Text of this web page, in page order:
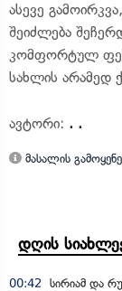
ასევე
შეიძლება
კომფორტულ
სახლის არამედ
ავტორი: . .
მასალის
დღის
00:42 სირიამ და